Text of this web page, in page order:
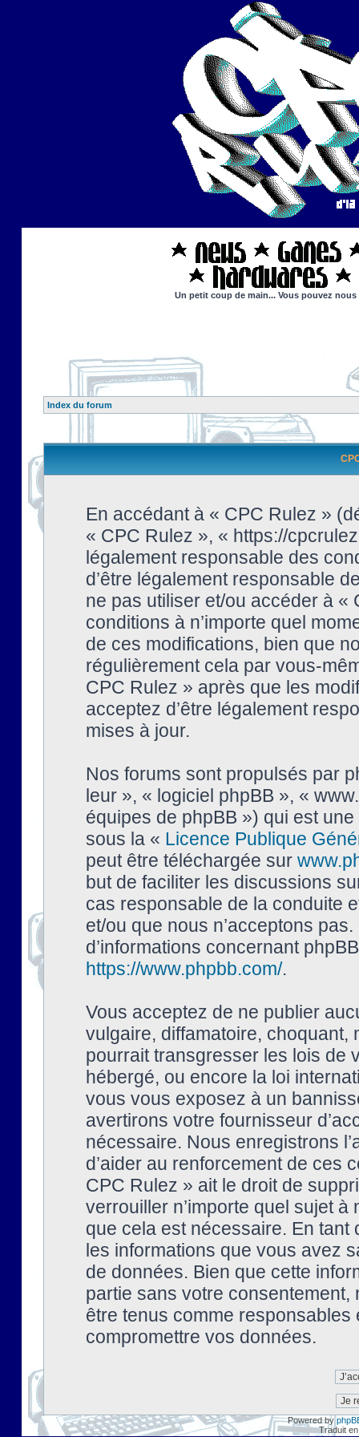
Un petit coup de main... Vous pouvez
Index du forum
En accédant à « CPC Rulez »
« CPC Rulez », « https://
légalement responsable des
d’être légalement responsable
ne pas utiliser et/ou accéder à
conditions à n’importe quel
de ces modifications, bien que
régulièrement cela par vous-
CPC Rulez » après que les
acceptez d’être légalement
mises à jour.
Nos forums sont propulsés par
leur », « logiciel phpBB », «
équipes de phpBB ») qui est
sous la « Licence Publique
peut être téléchargée sur
but de faciliter les discussions
cas responsable de la conduite
et/ou que nous n’acceptons
d’informations concernant
https://www.phpbb.com/.
Vous acceptez de ne publier
vulgaire, diffamatoire, choquant,
pourrait transgresser les lois de
hébergé, ou encore la loi
vous vous exposez à un
avertirons votre fournisseur
nécessaire. Nous enregistrons
d’aider au renforcement de ces
CPC Rulez » ait le droit de
verrouiller n’importe quel sujet à
que cela est nécessaire. En tant
les informations que vous avez
de données. Bien que cette
partie sans votre
être tenus comme
compromettre vos données.
Powered by
Traduit